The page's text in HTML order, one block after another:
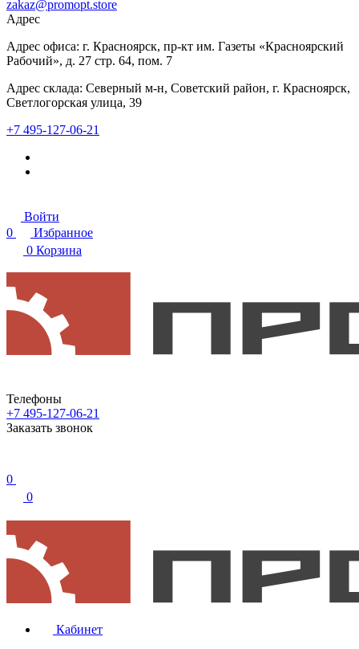
zakaz@promopt.store
Адрес
Адрес офиса: г. Красноярск, пр-кт им. Газеты «Красноярский
Рабочий», д. 27 стр. 64, пом. 7
Адрес склада: Северный м-н, Советский район, г. Красноярск,
Светлогорская улица, 39
+7 495-127-06-21
Войти
0
Избранное
0 Корзина
Телефоны
+7 495-127-06-21
Заказать звонок
0
0
Кабинет